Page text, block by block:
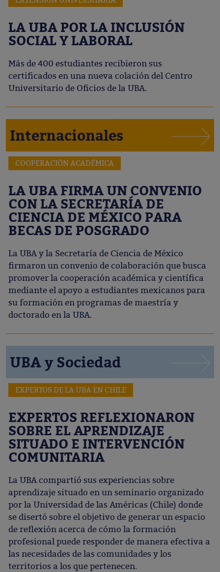
LA UBA POR LA INCLUSIÓN
SOCIAL Y LABORAL
Más de 400 estudiantes recibieron sus
certificados en una nueva colación del Centro
Universitario de Oficios de la UBA.
Internacionales
COOPERACIÓN ACADÉMICA
LA UBA FIRMA UN CONVENIO
CON LA SECRETARÍA DE
CIENCIA DE MÉXICO PARA
BECAS DE POSGRADO
La UBA y la Secretaría de Ciencia de México
firmaron un convenio de colaboración que busca
promover la cooperación académica y científica
mediante el apoyo a estudiantes mexicanos para
su formación en programas de maestría y
doctorado en la UBA.
UBA y Sociedad
EXPERTOS DE LA UBA EN CHILE
EXPERTOS REFLEXIONARON
SOBRE EL APRENDIZAJE
SITUADO E INTERVENCIÓN
COMUNITARIA
La UBA compartió sus experiencias sobre
aprendizaje situado en un seminario organizado
por la Universidad de las Américas (Chile) donde
se disertó sobre el objetivo de generar un espacio
de reflexión acerca de cómo la formación
profesional puede responder de manera efectiva a
las necesidades de las comunidades y los
territorios a los que pertenecen.